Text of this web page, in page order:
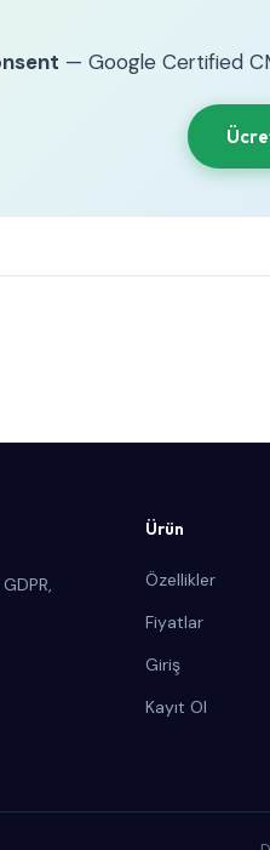
— Google Certified
Ürün
Özellikler
Fiyatlar
Giriş
Kayıt Ol